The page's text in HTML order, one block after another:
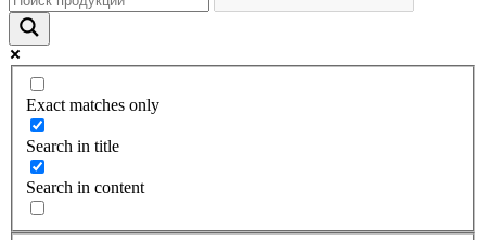
Exact matches only
Search in title
Search in content